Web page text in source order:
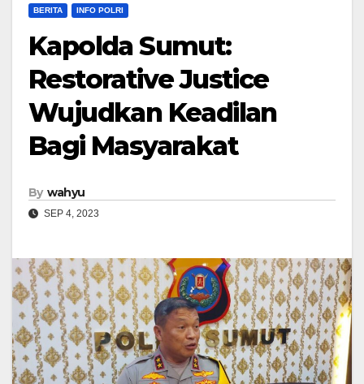
BERITA INFO POLRI
Kapolda Sumut:
Restorative Justice
Wujudkan Keadilan
Bagi Masyarakat
By wahyu
SEP 4, 2023